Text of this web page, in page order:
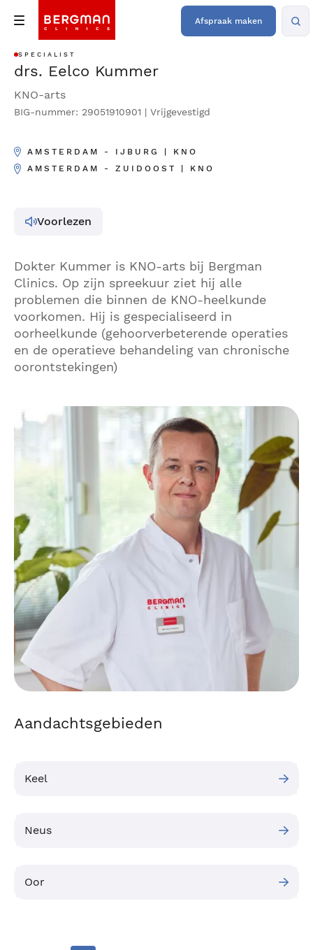
Afspraak maken
SPECIALIST
drs. Eelco Kummer
KNO-arts
BIG-nummer: 29051910901 | Vrijgevestigd
AMSTERDAM - IJBURG | KNO
AMSTERDAM - ZUIDOOST | KNO
Voorlezen
Dokter Kummer is KNO-arts bij Bergman
Clinics. Op zijn spreekuur ziet hij alle
problemen die binnen de KNO-heelkunde
voorkomen. Hij is gespecialiseerd in
oorheelkunde (gehoorverbeterende operaties
en de operatieve behandeling van chronische
oorontstekingen)
Aandachtsgebieden
Keel
Neus
Oor